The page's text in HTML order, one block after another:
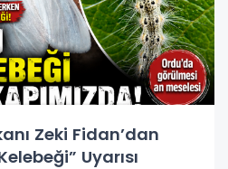
Zeki Fidan’dan
Uyarısı